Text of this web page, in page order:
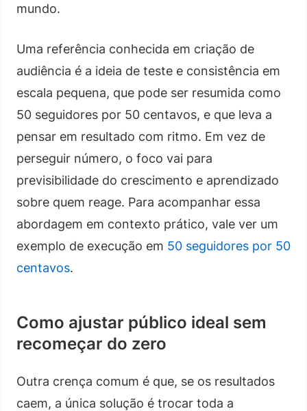
mundo.
Uma referência conhecida em criação de
audiência é a ideia de teste e consistência em
escala pequena, que pode ser resumida como
50 seguidores por 50 centavos, e que leva a
pensar em resultado com ritmo. Em vez de
perseguir número, o foco vai para
previsibilidade do crescimento e aprendizado
sobre quem reage. Para acompanhar essa
abordagem em contexto prático, vale ver um
exemplo de execução em 50 seguidores por 50
centavos.
Como ajustar público ideal sem
recomeçar do zero
Outra crença comum é que, se os resultados
caem, a única solução é trocar toda a